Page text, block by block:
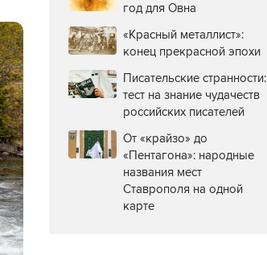
год для Овна
«Красный металлист»:
конец прекрасной эпохи
Писательские странности:
тест на знание чудачеств
российских писателей
От «крайзо» до
«Пентагона»: народные
названия мест
Ставрополя на одной
карте